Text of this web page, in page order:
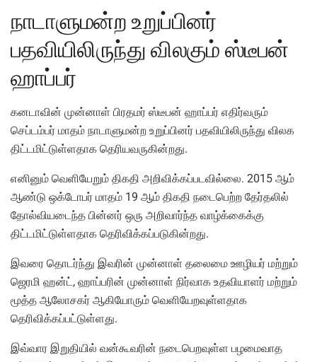
நாடாளுமன்ற உறுப்பினர்
பதவியிலிருந்து விலகும் ஸ்டீபன்
ஹாப்பர்
கனடாவின் முன்னாள் பிரதமர் ஸ்டீபன் ஹாப்பர் எதிர்வரும்
செப்டம்பர் மாதம் நாடாளுமன்ற உறுப்பினர் பதவியிலிருந்து விலக
திட்டமிட்டுள்ளதாக தெரியவருகின்றது.
எனினும் வெளியேறும் திகதி அறிவிக்கப்படவில்லை. 2015 ஆம்
ஆண்டு ஒக்டோபர் மாதம் 19 ஆம் திகதி நடைபெற்ற தேர்தலில்
தோல்வியடைந்த பின்னர் ஒரு அறிவார்ந்த வாழ்க்கைக்கு
திட்டமிட்டுள்ளதாக தெரிவிக்கப்படுகின்றது.
இவரை தொடர்ந்து இவரின் முன்னாள் தலைமை ஊழியர் மற்றும்
ஜெரமி ஹன்ட், ஹாப்பரின் முன்னாள் நிர்வாக உதவியாளர் மற்றும்
மூத்த ஆலோசகர் ஆகியோரும் வெளியேறவுள்ளதாக
தெரிவிக்கப்பட்டுள்ளது.
இவ்வார இறுதியில் வன்கூவரின் நடைபெறவுள்ள பழமைவாத